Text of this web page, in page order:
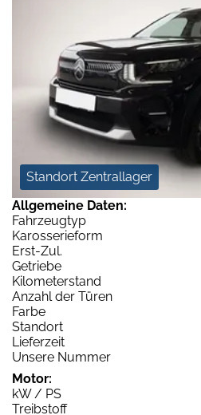
Standort Zentrallager
Allgemeine Daten:
Fahrzeugtyp
Karosserieform
Erst-Zul.
Getriebe
Kilometerstand
Anzahl der Türen
Farbe
Standort
Lieferzeit
Unsere Nummer
Motor:
kW / PS
Treibstoff